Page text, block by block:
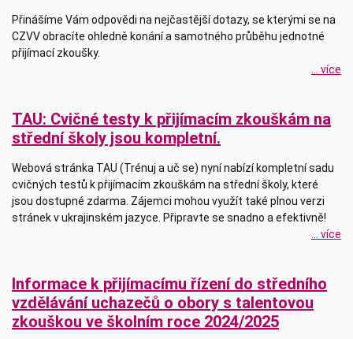
Přinášíme Vám odpovědi na nejčastější dotazy, se kterými se na
CZVV obracíte ohledně konání a samotného průběhu jednotné
přijímací zkoušky.
... více
TAU: Cvičné testy k přijímacím zkouškám na
střední školy jsou kompletní.
Webová stránka TAU (Trénuj a uč se) nyní nabízí kompletní sadu
cvičných testů k přijímacím zkouškám na střední školy, které
jsou dostupné zdarma. Zájemci mohou využít také plnou verzi
stránek v ukrajinském jazyce. Připravte se snadno a efektivně!
... více
Informace k přijímacímu řízení do středního
vzdělávání uchazečů o obory s talentovou
zkouškou ve školním roce 2024/2025